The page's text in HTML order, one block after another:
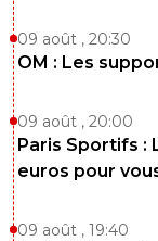
09 août , 20:30
OM : Les
09 août , 20:00
Paris Sportifs :
euros pour
09 août , 19:40